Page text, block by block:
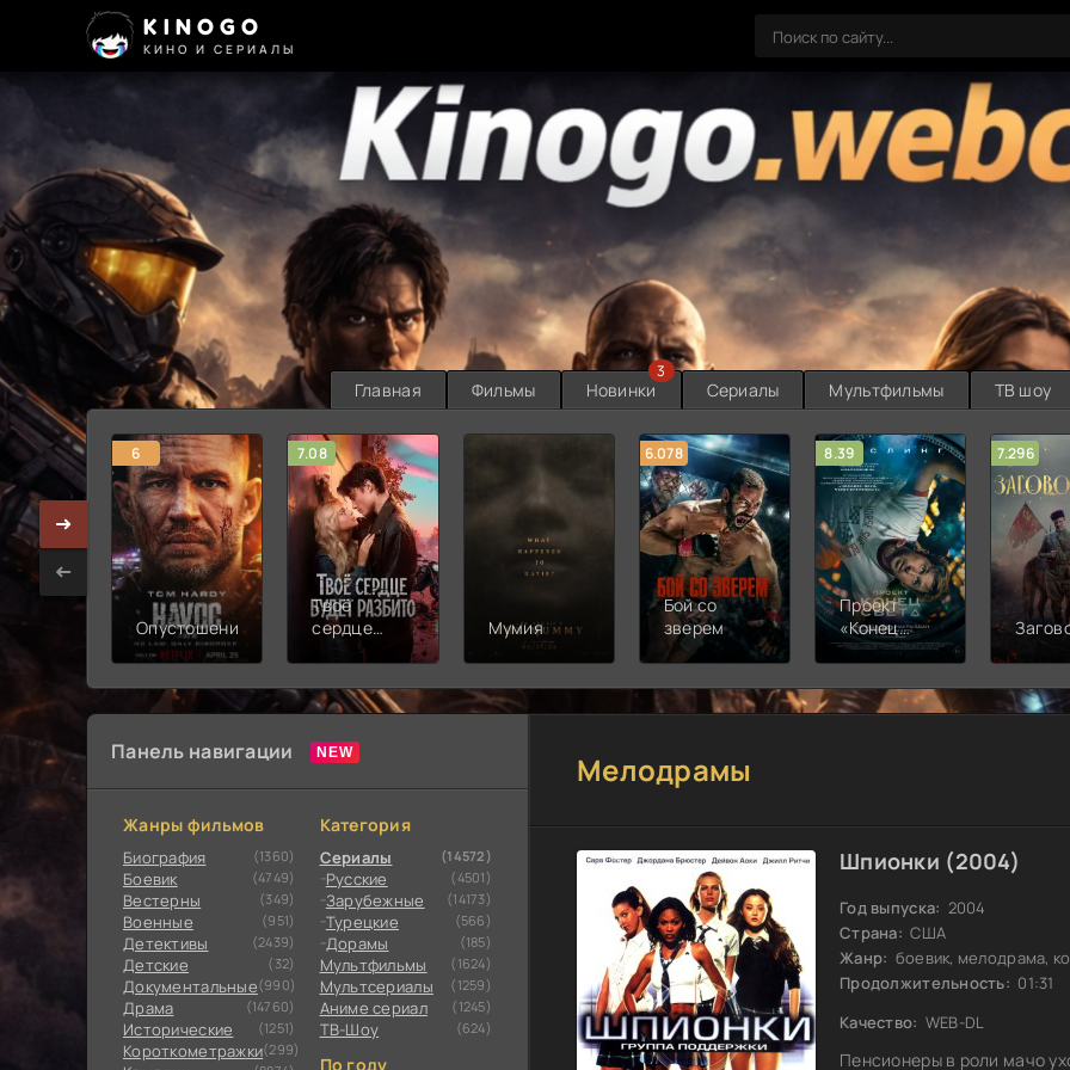
KINOGO
КИНО И СЕРИАЛЫ
Главная Фильмы Новинки
3
Сериалы Мультфильмы ТВ шоу
6
Опустошение
7.08
Твоё
сердце
Мумия
6.078
Бой со
зверем
8.39
Проект
«Конец
света»
7.296
Панель навигации
Жанры фильмов
Биография (1360)
Боевик (4749)
Вестерны (349)
Военные (951)
Детективы (2439)
Детские (32)
Документальные(990)
Драма (14760)
Исторические (1251)
Короткометражки(299)
Категория
Сериалы (14572)
Русские (4501)
Зарубежные (14173)
Турецкие (566)
Дорамы (185)
Мультфильмы (1624)
Мультсериалы (1259)
Аниме сериал (1245)
ТВ-Шоу (624)
По году
Мелодрамы
Шпионки (2004)
Год выпуска: 2004
Страна: США
Жанр: боевик, мелодрама,
Продолжительность: 01:31
Качество: WEB-DL
Пенсионеры в роли мачо